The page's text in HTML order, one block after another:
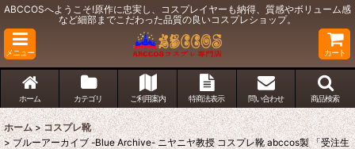
ABCCOSへようこそ!原作に忠実し、コスプレイヤーも納得、質感やボリューム感
など細部までこだわった品質の良いコスプレショップ。
メニュー カート
ホーム カテゴリ ご利用案内 特商法表示 問い合わせ 商品検索
ホーム > コスプレ靴
> ブルーアーカイブ -Blue Archive- ニヤニヤ教授 コスプレ靴 abccos製 「受注生